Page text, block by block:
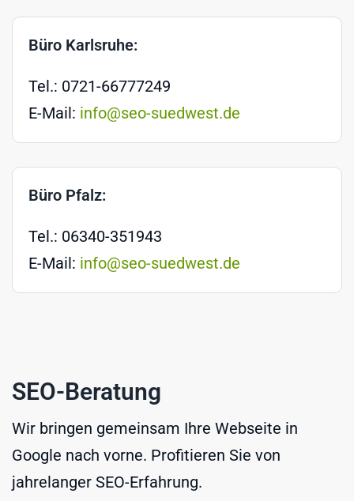
Büro Karlsruhe:
Tel.: 0721-66777249
E-Mail: info@seo-suedwest.de
Büro Pfalz:
Tel.: 06340-351943
E-Mail: info@seo-suedwest.de
SEO-Beratung
Wir bringen gemeinsam Ihre Webseite in
Google nach vorne. Profitieren Sie von
jahrelanger SEO-Erfahrung.